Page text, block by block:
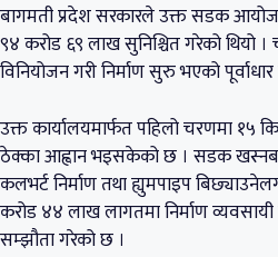
बागमती प्रदेश सरकारले उक्त सडक
९४ करोड ६९ लाख सुनिश्चित गरेको थियो
विनियोजन गरी निर्माण सुरु भएको
उक्त कार्यालयमार्फत पहिलो चरणमा १५
ठेक्का आह्वान भइसकेको छ । सडक
कलभर्ट निर्माण तथा ह्युमपाइप
करोड ४४ लाख लागतमा निर्माण व्यवसायी
सम्झौता गरेको छ ।